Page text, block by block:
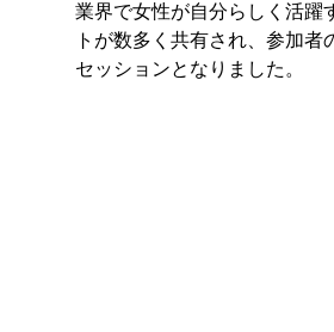
業界で女性が自分らしく活躍
トが数多く共有され、参加者
セッションとなりました。